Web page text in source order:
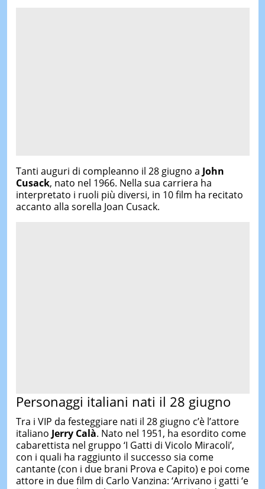
Tanti auguri di compleanno il 28 giugno a John
Cusack, nato nel 1966. Nella sua carriera ha
interpretato i ruoli più diversi, in 10 film ha recitato
accanto alla sorella Joan Cusack.
Personaggi italiani nati il 28 giugno
Tra i VIP da festeggiare nati il 28 giugno c’è l’attore
italiano Jerry Calà. Nato nel 1951, ha esordito come
cabarettista nel gruppo ‘I Gatti di Vicolo Miracoli’,
con i quali ha raggiunto il successo sia come
cantante (con i due brani Prova e Capito) e poi come
attore in due film di Carlo Vanzina: ‘Arrivano i gatti ‘e